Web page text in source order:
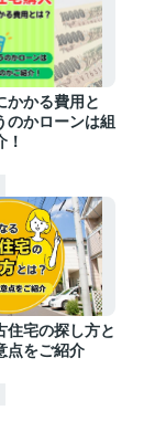
かかる費用と
のかローンは組
！
住宅の探し方と
点をご紹介